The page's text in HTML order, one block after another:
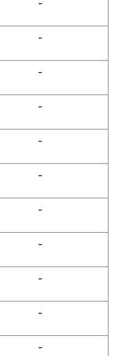
-
-
-
-
-
-
-
-
-
-
-